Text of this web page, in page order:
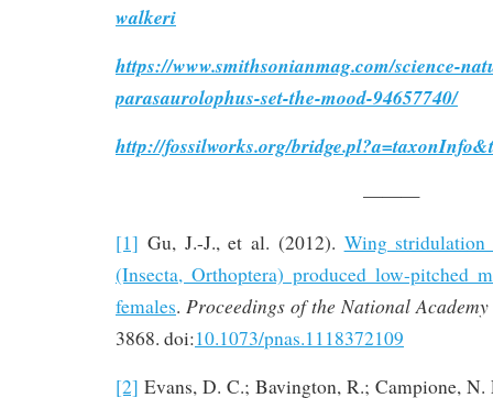
walkeri
https://www.smithsonianmag.com/science-
parasaurolophus-set-the-mood-94657740/
http://fossilworks.org/
———
[1] Gu, J.-J., et al. (2012). Wing
(Insecta, Orthoptera) produced low-pitched
females. Proceedings of the National Academy
3868. doi:10.1073/pnas.1118372109
[2] Evans, D. C.; Bavington, R.; Campione,